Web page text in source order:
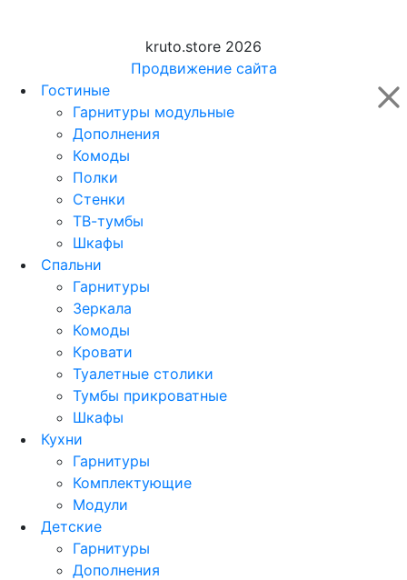
kruto.store 2026
Продвижение сайта
Гостиные
Гарнитуры модульные
Дополнения
Комоды
Полки
Стенки
ТВ-тумбы
Шкафы
Спальни
Гарнитуры
Зеркала
Комоды
Кровати
Туалетные столики
Тумбы прикроватные
Шкафы
Кухни
Гарнитуры
Комплектующие
Модули
Детские
Гарнитуры
Дополнения